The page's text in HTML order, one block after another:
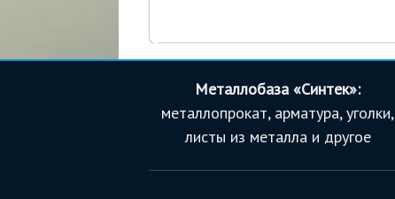
Металлобаза «Синтек»:
металлопрокат, арматура, уголки,
листы из металла и другое